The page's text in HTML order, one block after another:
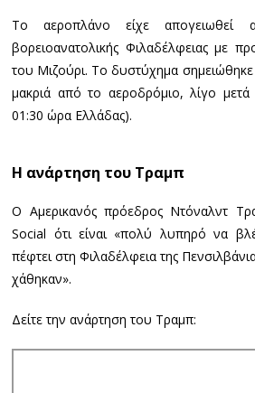
Το αεροπλάνο είχε απογειωθεί
βορειοανατολικής Φιλαδέλφειας με
του Μιζούρι. Το δυστύχημα σημειώθηκε
μακριά από το αεροδρόμιο, λίγο μετά
01:30 ώρα Ελλάδας).
Η ανάρτηση του Τραμπ
Ο Αμερικανός πρόεδρος Ντόναλντ
Social ότι είναι «πολύ λυπηρό να
πέφτει στη Φιλαδέλφεια της
χάθηκαν».
Δείτε την ανάρτηση του Τραμπ: